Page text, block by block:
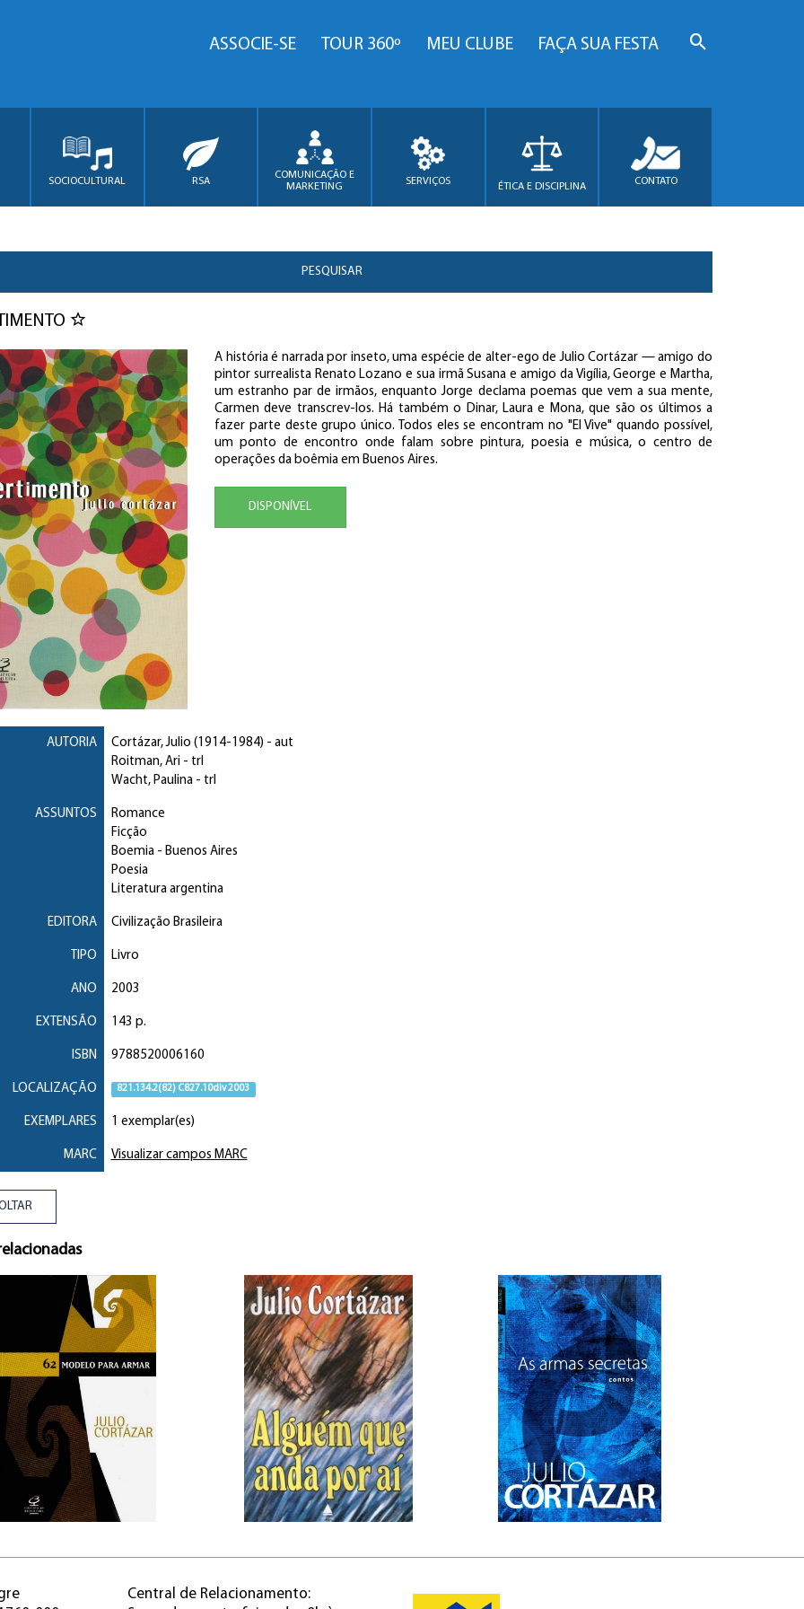
ASSOCIE-SE TOUR 360º MEU CLUBE FAÇA SUA FESTA
SOCIOCULTURAL RSA
COMUNICAÇÃO E
MARKETING
SERVIÇOS ÉTICA E DISCIPLINA CONTATO
PESQUISAR
A história é narrada por inseto, uma espécie de alter-ego de Julio Cortázar — amigo do
pintor surrealista Renato Lozano e sua irmã Susana e amigo da Vigília, George e Martha,
um estranho par de irmãos, enquanto Jorge declama poemas que vem a sua mente,
Carmen deve transcrev-los. Há também o Dinar, Laura e Mona, que são os últimos a
fazer parte deste grupo único. Todos eles se encontram no "El Vive" quando possível,
um ponto de encontro onde falam sobre pintura, poesia e música, o centro de
operações da boêmia em Buenos Aires.
DISPONÍVEL
AUTORIA Cortázar, Julio (1914-1984) - aut
Roitman, Ari - trl
Wacht, Paulina- trl
ASSUNTOS
Romance
Ficção
Boemia- Buenos Aires
Poesia
Literatura argentina
EDITORA Civilização Brasileira
TIPO Livro
ANO 2003
EXTENSÃO 143 p.
ISBN 9788520006160
LOCALIZAÇÃO 821.134.2(82) C827.10div 2003
EXEMPLARES 1 exemplar(es)
MARC Visualizar campos MARC
Central de Relacionamento: